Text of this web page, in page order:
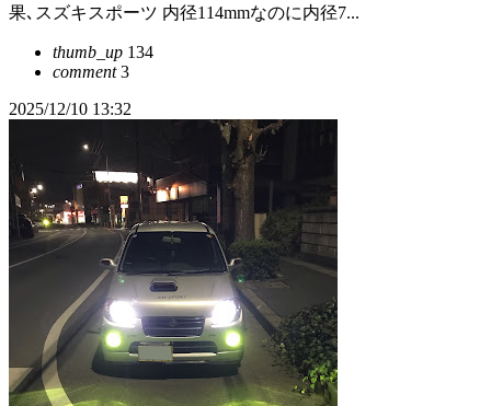
果､スズキスポーツ 内径114mmなのに内径7...
thumb_up 134
comment3
2025/12/10 13:32